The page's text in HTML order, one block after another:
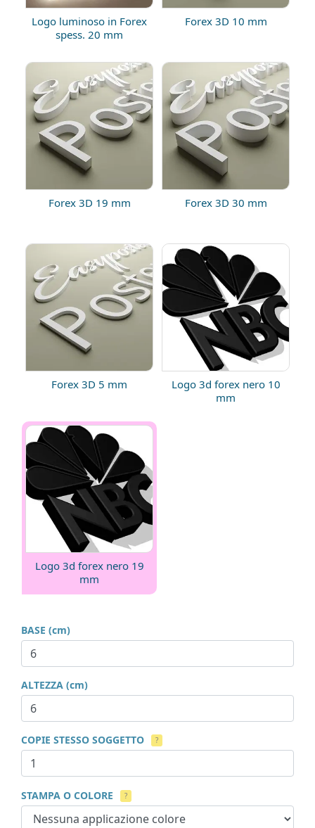
Logo luminoso in Forex
spess. 20 mm
Forex 3D 10 mm
Forex 3D 19 mm Forex 3D 30 mm
Forex 3D 5 mm
Logo 3d forex nero 10
mm
Logo 3d forex nero 19
mm
BASE (cm)
ALTEZZA (cm)
COPIE STESSO SOGGETTO ?
STAMPA O COLORE ?